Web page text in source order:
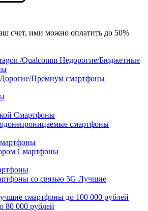
счет, ими можно оплатить до 50%
/Qualcomm Недорогие/Бюджетные
Дорогие/Премиум смартфоны
Смартфоны
смартфоны
Смартфоны
со связью 5G Лучшие
смартфоны до 100 000 рублей
80 000 рублей